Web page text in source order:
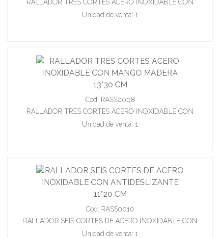
RALLADOR TRES CORTES ACERO INOXIDABLE CON
MANGO MADERA 12,5*27 CM
Unidad de venta: 1
Cod: RASS0008
RALLADOR TRES CORTES ACERO INOXIDABLE CON
MANGO MADERA 13*30 CM
Unidad de venta: 1
Cod: RASS0010
RALLADOR SEIS CORTES DE ACERO INOXIDABLE CON
ANTIDESLIZANTE 11*20 CM
Unidad de venta: 1